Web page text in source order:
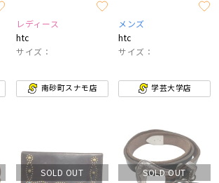
レディース
htc
サイズ：
南砂町スナモ店
メンズ
htc
サイズ：
学芸大学店
SOLD OUT SOLD OUT